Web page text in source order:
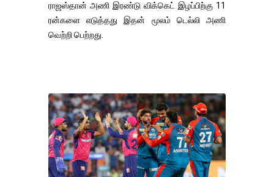
ராஜஸ்தான் அணி இரண்டு விக்கெட் இழப்பிற்கு 11
ரன்களை எடுத்தது இதன் மூலம் டெல்லி அணி
வெற்றி பெற்றது.